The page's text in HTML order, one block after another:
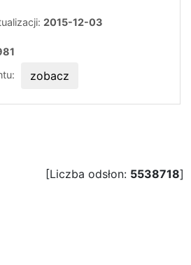
2015-12-03
zobacz
[Liczba odsłon: 5538718]